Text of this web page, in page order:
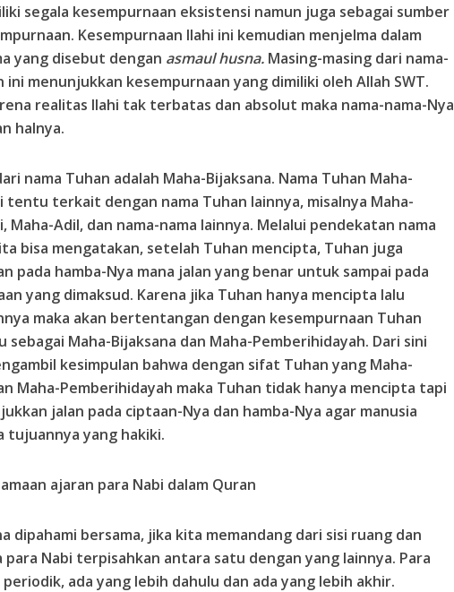
segala kesempurnaan eksistensi namun juga sebagai sumber
Kesempurnaan Ilahi ini kemudian menjelma dalam
yang disebut dengan asmaul husna. Masing-masing dari nama-
ini menunjukkan kesempurnaan yang dimiliki oleh Allah SWT.
realitas Ilahi tak terbatas dan absolut maka nama-nama-Nya
halnya.
nama Tuhan adalah Maha-Bijaksana. Nama Tuhan Maha-
tentu terkait dengan nama Tuhan lainnya, misalnya Maha-
Maha-Adil, dan nama-nama lainnya. Melalui pendekatan nama
bisa mengatakan, setelah Tuhan mencipta, Tuhan juga
pada hamba-Nya mana jalan yang benar untuk sampai pada
yang dimaksud. Karena jika Tuhan hanya mencipta lalu
maka akan bertentangan dengan kesempurnaan Tuhan
sebagai Maha-Bijaksana dan Maha-Pemberihidayah. Dari sini
kesimpulan bahwa dengan sifat Tuhan yang Maha-
Maha-Pemberihidayah maka Tuhan tidak hanya mencipta tapi
jalan pada ciptaan-Nya dan hamba-Nya agar manusia
tujuannya yang hakiki.
ajaran para Nabi dalam Quran
dipahami bersama, jika kita memandang dari sisi ruang dan
para Nabi terpisahkan antara satu dengan yang lainnya. Para
periodik, ada yang lebih dahulu dan ada yang lebih akhir.